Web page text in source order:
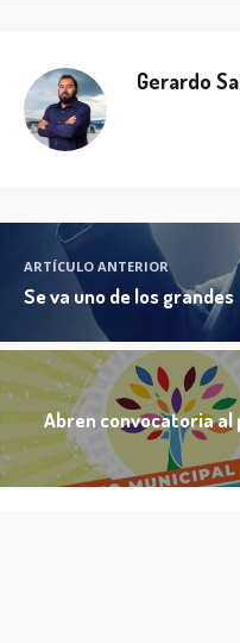
Gerardo
ARTÍCULO ANTERIOR
Se va uno de los grandes
Abren convocatoria al